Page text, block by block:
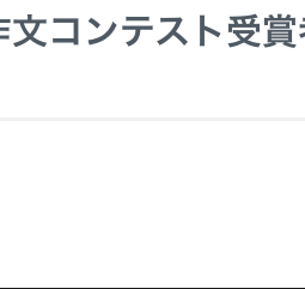
コンテスト受